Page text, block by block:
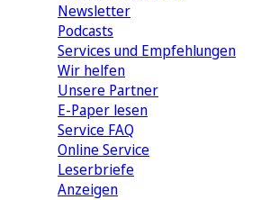
Newsletter
Podcasts
Services und Empfehlungen
Wir helfen
Unsere Partner
E-Paper lesen
Service FAQ
Online Service
Leserbriefe
Anzeigen